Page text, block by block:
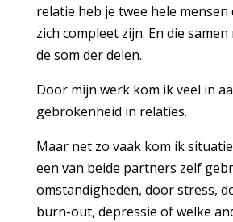
relatie heb je twee hele
zich compleet zijn. En die
de som der delen.
Door mijn werk kom ik veel in
gebrokenheid in relaties.
Maar net zo vaak kom ik
een van beide partners zelf
omstandigheden, door stress,
burn-out, depressie of welke